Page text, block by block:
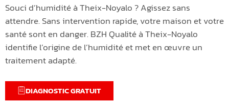
Souci d’humidité à Theix-Noyalo ? Agissez sans
attendre. Sans intervention rapide, votre maison et votre
santé sont en danger. BZH Qualité à Theix-Noyalo
identifie l’origine de l’humidité et met en œuvre un
traitement adapté.
DIAGNOSTIC GRATUIT